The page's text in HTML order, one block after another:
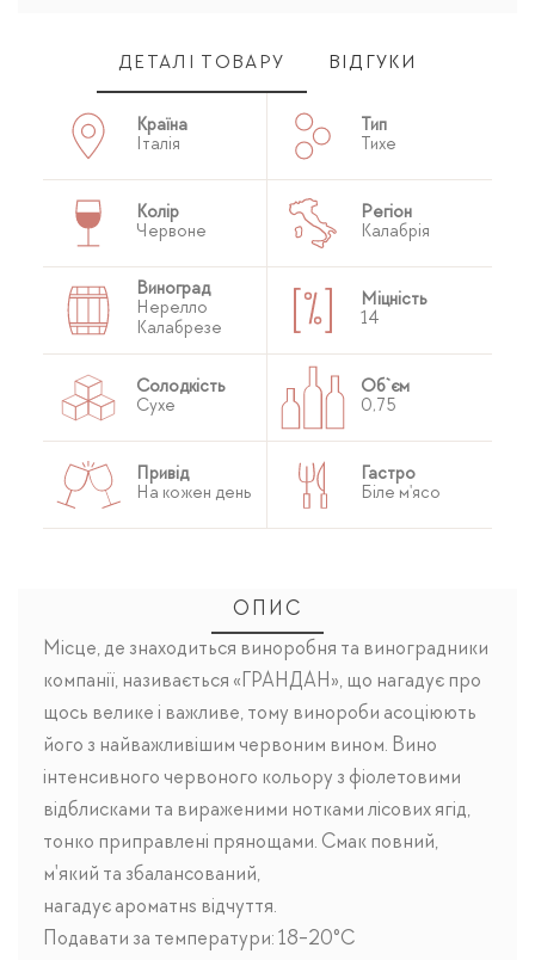
ДЕТАЛІ ТОВАРУ ВІДГУКИ
Країна
Італія
Тип
Тихе
Колір
Червоне
Регіон
Калабрія
Виноград
Нерелло
Калабрезе
Міцність
14
Солодкість
Сухе
Об`єм
0,75
Привід
На кожен день
Гастро
Біле м'ясо
ОПИС
Місце, де знаходиться виноробня та виноградники
компанії, називається «ГРАНДАН», що нагадує про
щось велике і важливе, тому винороби асоціюють
його з найважливішим червоним вином. Вино
інтенсивного червоного кольору з фіолетовими
відблисками та вираженими нотками лісових ягід,
тонко приправлені прянощами. Смак повний,
м'який та збалансований,
нагадує ароматнs відчуття.
Подавати за температури: 18-20°C